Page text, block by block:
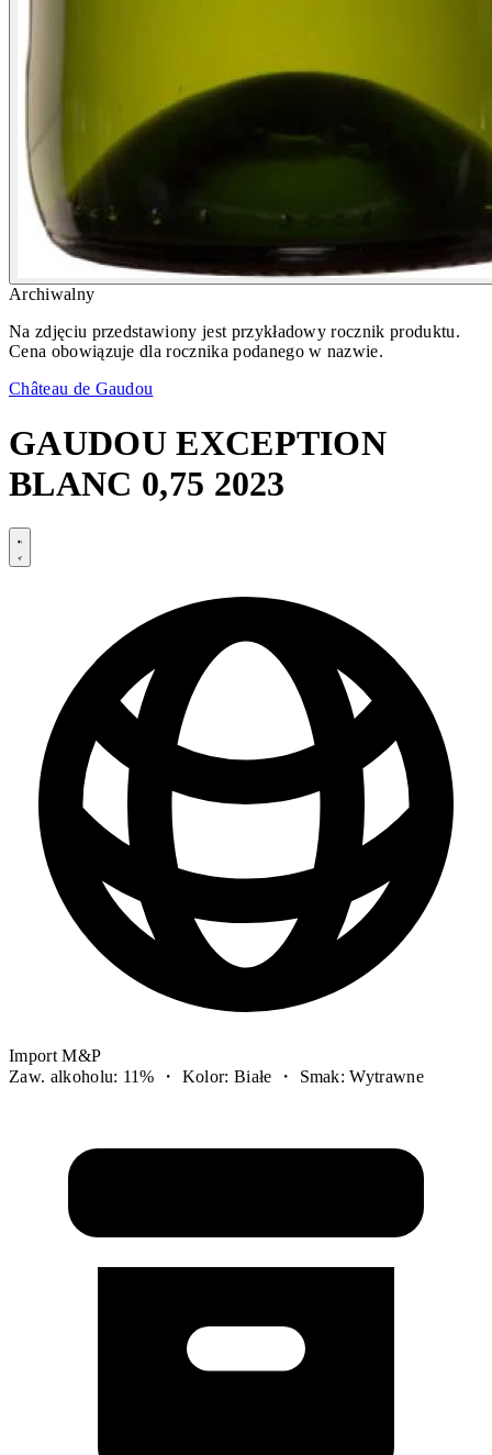
Archiwalny
Na zdjęciu przedstawiony jest przykładowy rocznik produktu.
Cena obowiązuje dla rocznika podanego w nazwie.
Château de Gaudou
GAUDOU EXCEPTION
BLANC 0,75 2023
Import M&P
Zaw. alkoholu: 11% ・ Kolor: Białe ・ Smak: Wytrawne